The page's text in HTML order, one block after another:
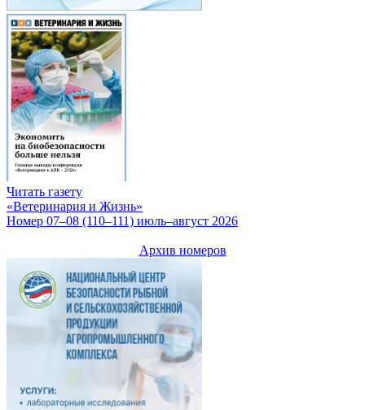
Читать газету
«Ветеринария и Жизнь»
Номер 07–08 (110–111) июль–август 2026
Архив номеров